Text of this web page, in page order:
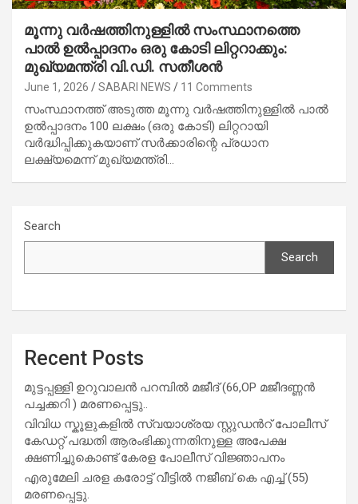
മൂന്നു വർഷത്തിനുള്ളിൽ സംസ്ഥാനത്തെ
പാൽ ഉൽപ്പാദനം ഒരു കോടി ലിറ്ററാക്കും:
മുഖ്യമന്ത്രി വി.ഡി. സതീശൻ
June 1, 2026 SABARI NEWS 11 Comments
സംസ്ഥാനത്ത് അടുത്ത മൂന്നു വർഷത്തിനുള്ളിൽ പാൽ
ഉൽപ്പാദനം 100 ലക്ഷം (ഒരു കോടി) ലിറ്ററായി
വർദ്ധിപ്പിക്കുകയാണ് സർക്കാരിന്റെ പ്രധാന
ലക്ഷ്യമെന്ന് മുഖ്യമന്ത്രി…
Search
Search
Recent Posts
മുട്ടപ്പള്ളി ഉറുവാലൻ പറമ്പിൽ മജീദ് (66,OP മജീദണ്ണൻ
പച്ചക്കറി ) മരണപ്പെട്ടു..
വിവിധ സ്കൂളുകളില്‍ സ്വയാശ്രയ സ്റ്റുഡന്‍റ് പോലീസ്
കേഡറ്റ് പദ്ധതി ആരംഭിക്കുന്നതിനുള്ള അപേക്ഷ
ക്ഷണിച്ചുകൊണ്ട് കേരള പോലീസ് വിജ്ഞാപനം
എരുമേലി ചരള കരോട്ട് വീട്ടിൽ നജീബ് കെ എച്ച് (55)
മരണപ്പെട്ടു.